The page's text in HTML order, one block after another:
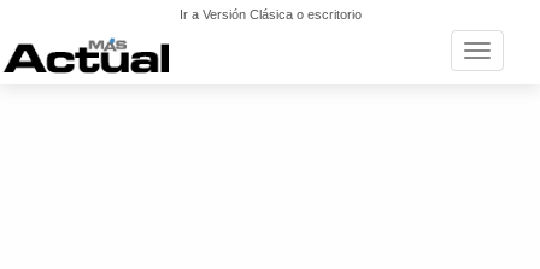
Ir a Versión Clásica o escritorio
Toggle